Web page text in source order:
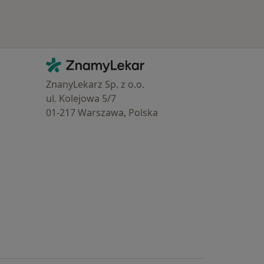
Kontakt
ZnamyLekar - Hlavní stránka
ZnanyLekarz Sp. z o.o.
ul. Kolejowa 5/7
01-217 Warszawa, Polska